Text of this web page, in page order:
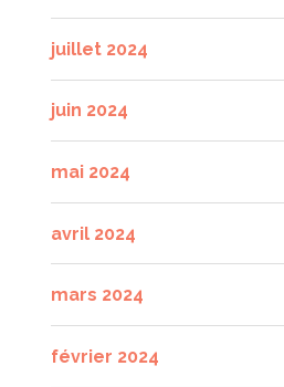
juillet 2024
juin 2024
mai 2024
avril 2024
mars 2024
février 2024